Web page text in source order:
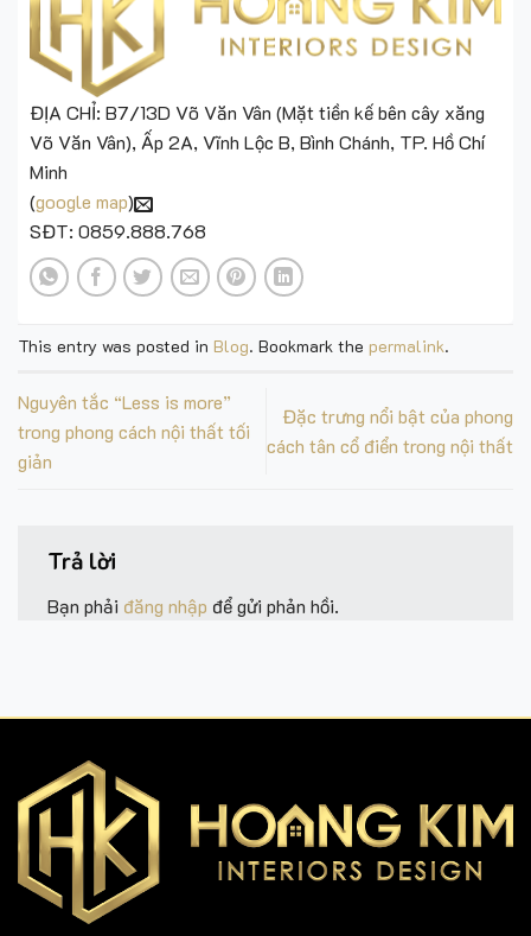
ĐỊA CHỈ: B7/13D Võ Văn Vân (Mặt tiền kế bên cây xăng
Võ Văn Vân), Ấp 2A, Vĩnh Lộc B, Bình Chánh, TP. Hồ Chí
Minh
(google map)
SĐT: 0859.888.768
This entry was posted in Blog. Bookmark the permalink.
Nguyên tắc “Less is more”
trong phong cách nội thất tối
giản
Đặc trưng nổi bật của phong
cách tân cổ điển trong nội thất
Trả lời
Bạn phải đăng nhập để gửi phản hồi.